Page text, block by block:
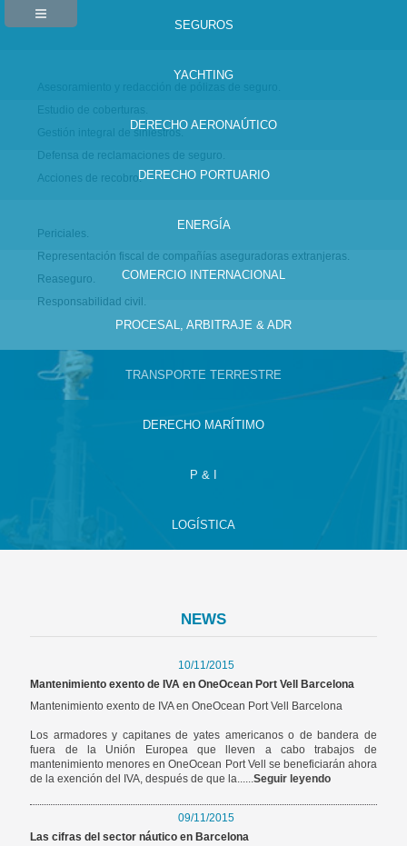
SEGUROS
Estudio de coberturas.
Gestión integral de siniestros.
Defensa de reclamaciones de seguro.
Acciones de recobro.
Periciales.
Representación fiscal de compañías aseguradoras extranjeras.
Reaseguro.
Responsabilidad civil.
YACHTING
DERECHO AERONAÚTICO
DERECHO PORTUARIO
ENERGÍA
COMERCIO INTERNACIONAL
PROCESAL, ARBITRAJE & ADR
TRANSPORTE TERRESTRE
DERECHO MARÍTIMO
P & I
LOGÍSTICA
NEWS
10/11/2015
Mantenimiento exento de IVA en OneOcean Port Vell Barcelona
Mantenimiento exento de IVA en OneOcean Port Vell Barcelona
Los armadores y capitanes de yates americanos o de bandera de
fuera de la Unión Europea que lleven a cabo trabajos de
mantenimiento menores en OneOcean Port Vell se beneficiarán ahora
de la exención del IVA, después de que la......Seguir leyendo
09/11/2015
Las cifras del sector náutico en Barcelona